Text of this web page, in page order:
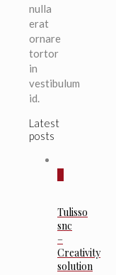
nulla
erat
ornare
tortor
in
vestibulum
id.
Latest
posts
Tulisso
snc
–
Creativity
solution